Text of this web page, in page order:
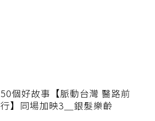
50個好故事【脈動台灣 醫路前
行】同場加映3＿銀髮樂齡